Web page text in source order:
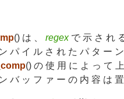
() は 、regexで 示 さ れ
パ イ ル さ れ た パ タ ー
() の 使 用 に よ っ て
バ ッ フ ァ ー の 内 容 は